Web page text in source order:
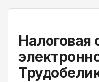
Налоговая